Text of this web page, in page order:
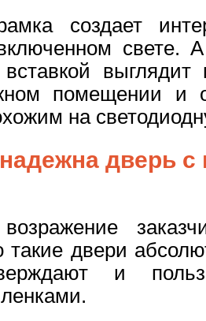
создает
свете.
выглядит
помещении и
на
дверь
такие двери
и